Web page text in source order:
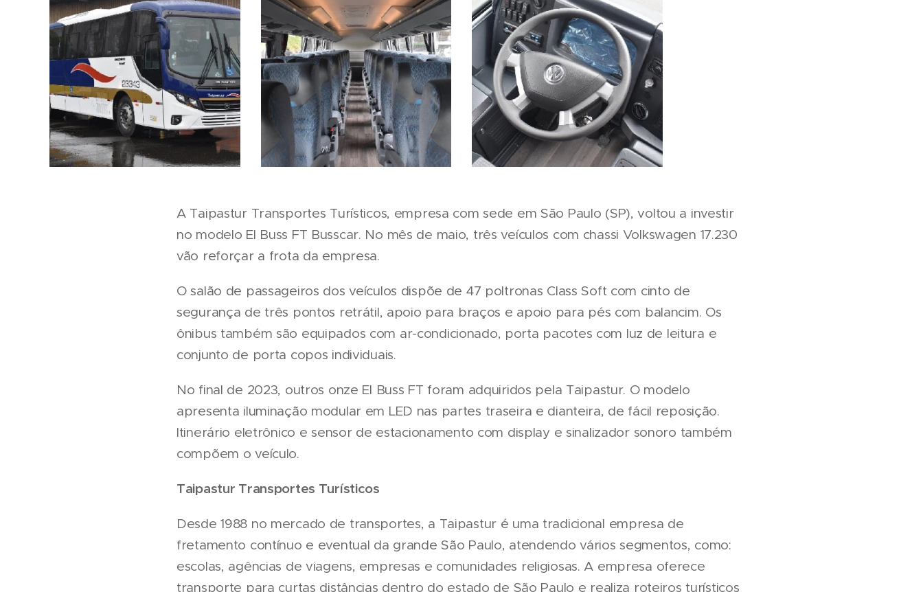
A Taipastur Transportes Turísticos, empresa com sede em São Paulo (SP), voltou a investir
no modelo El Buss FT Busscar. No mês de maio, três veículos com chassi Volkswagen 17.230
vão reforçar a frota da empresa.
O salão de passageiros dos veículos dispõe de 47 poltronas Class Soft com cinto de
segurança de três pontos retrátil, apoio para braços e apoio para pés com balancim. Os
ônibus também são equipados com ar-condicionado, porta pacotes com luz de leitura e
conjunto de porta copos individuais.
No final de 2023, outros onze El Buss FT foram adquiridos pela Taipastur. O modelo
apresenta iluminação modular em LED nas partes traseira e dianteira, de fácil reposição.
Itinerário eletrônico e sensor de estacionamento com display e sinalizador sonoro também
compõem o veículo.
Taipastur Transportes Turísticos
Desde 1988 no mercado de transportes, a Taipastur é uma tradicional empresa de
fretamento contínuo e eventual da grande São Paulo, atendendo vários segmentos, como:
escolas, agências de viagens, empresas e comunidades religiosas. A empresa oferece
transporte para curtas distâncias dentro do estado de São Paulo e realiza roteiros turísticos